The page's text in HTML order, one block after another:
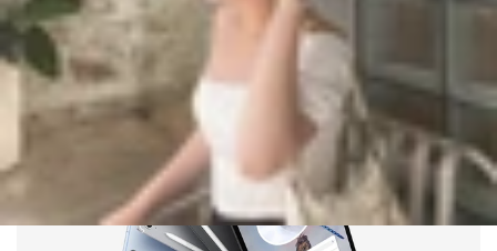
Ngày đăng: 03/04/2025
Cập nhật:
03/04/2025
Theo dõi XTMobile trên